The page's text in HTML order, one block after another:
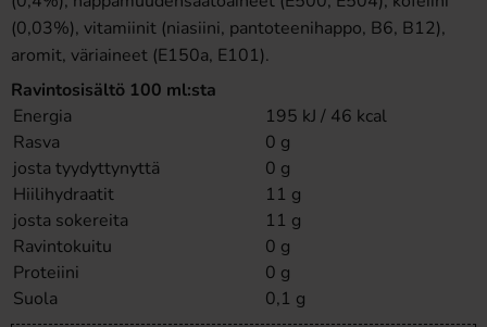
(0,03%), vitamiinit (niasiini, pantoteenihappo, B6, B12),
aromit, väriaineet (E150a, E101).
Ravintosisältö 100 ml:sta
Energia
195 kJ / 46 kcal
Rasva
0 g
josta tyydyttynyttä
0 g
Hiilihydraatit
11 g
josta sokereita
11 g
Ravintokuitu
0 g
Proteiini
0 g
Suola
0,1 g